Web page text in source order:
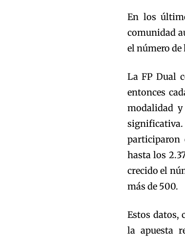
En los
comunidad
el número
La FP Dual
entonces
modalidad
participaron
hasta los
crecido el
más de 500.
Estos datos,
la apuesta